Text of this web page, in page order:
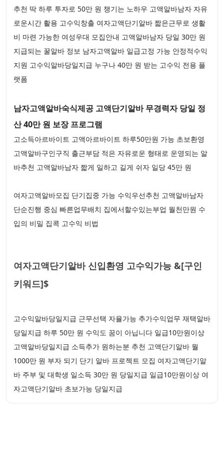
추천 딱 하루 투자로 50만 원 챙기는 노하우 고액알바남자 자유
로운시간 활용 고수익창출 여자고액단기알바 짧은근무로 생활
비 마련 가능한 여성우대 모집안내 고액알바남자 당일 30만 원
지급되는 꿀알바 정보 남자고액알바 일급고정 가능 안정적수익
지원 고수익알바당일지급 누구나 40만 원 받는 고수익 전용 플
랫폼
남자고액알바숙식제공 고액단기알바 무경력자 당일 정
산 40만 원 보장 프로그램
고소득아르바이트 고액아르바이트 하루50만원 가능 초보환영
고액알바구인구직 출근부담 적은 자유로운 형태로 운영되는 알
바추천 고액알바남자 짧게 일하고 길게 쉬자 일당 45만 원
여자고액알바모집 단기집중 가능 수익우선추천 고액알바남자
단순진행 중심 빠른업무배치 집에서할수있는부업 월천만원 수
입의 비밀 집콕 고수익 비법
여자고액단기알바 신입환영 고수익가능 &[구인
키워드]$
고수익알바당일지급 근무선택 자율가능 추가수익업무 재택알바
당일지급 하루 50만 원 수익도 꿈이 아닙니다 일급10만원이상
고액알바당일지급 소득추가 원하는분 추천 고액단기알바 월
1000만 원 부자 되기 단기 알바 프로젝트 모집 여자고액단기알
바 주부 및 대학생 일소득 30만 원 당일지급 일급10만원이상 여
자고액단기알바 초보가능 당일지급